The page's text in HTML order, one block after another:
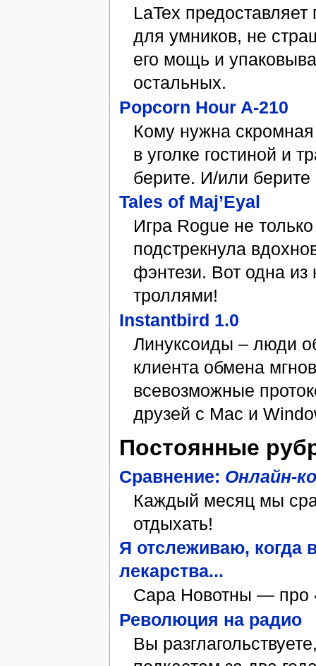
LaTex
для умников, не
его мощь и
остальных.
Popcorn Hour A-210
Кому нужна
в уголке гостиной и
берите. И/или берите
Tales of Maj’Eyal
Игра Rogue не
подстрекнула
фэнтези. Вот одна
троллями!
Instantbird 1.0
Линуксоиды – люди
клиента обмена
всевозможные
друзей с Mac и
Постоянные
Сравнение: Онлайн-
Каждый месяц мы
отдыхать!
Я отслеживаю, когда
лекарства...
Сара Новотны — про
Революция на радио
Вы